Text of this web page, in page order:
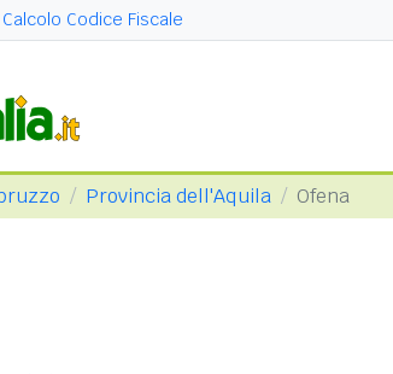
Calcolo Codice Fiscale
Provincia dell'Aquila Ofena